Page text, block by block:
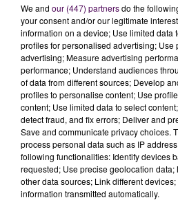
boulevard Robert-Jarry et
d’interdire l’accès au pont.
aux Planches est également
We and our (447) partnersdo the
your consent and/or our legitimate
information on a device; Use limited data
profiles for personalised advertising; Use
advertising; Measure advertising
performance; Understand audiences
of data from different sources; Develop
profiles to personalise content; Use
content; Use limited data to select
detect fraud, and fix errors; Deliver and
Save and communicate privacy choices.
process personal data such as IP
following functionalities: Identify devices
requested; Use precise geolocation
other data sources; Link different
information transmitted automatically.